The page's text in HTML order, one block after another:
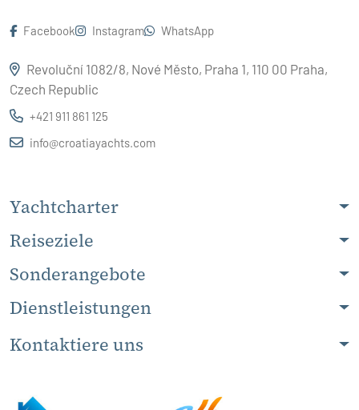
Facebook Instagram WhatsApp
Revoluční 1082/8, Nové Město, Praha 1, 110 00 Praha,
Czech Republic
+421 911 861 125
info@croatiayachts.com
Yachtcharter
Reiseziele
Sonderangebote
Dienstleistungen
Kontaktiere uns